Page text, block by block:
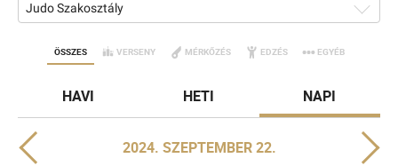
Judo Szakosztály
ÖSSZES VERSENY MÉRKŐZÉS EDZÉS EGYÉB
HAVI HETI NAPI
2024. SZEPTEMBER 22.